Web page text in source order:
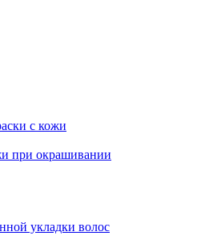
с кожи
при окрашивании
укладки волос